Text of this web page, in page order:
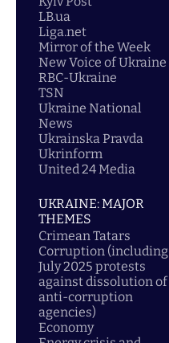
LB.ua
Liga.net
Mirror of the Week
New Voice of Ukraine
RBC-Ukraine
TSN
Ukraine National
News
Ukrainska Pravda
Ukrinform
United 24 Media
UKRAINE: MAJOR
THEMES
Crimean Tatars
Corruption (including
July 2025 protests
against dissolution of
anti-corruption
agencies)
Economy